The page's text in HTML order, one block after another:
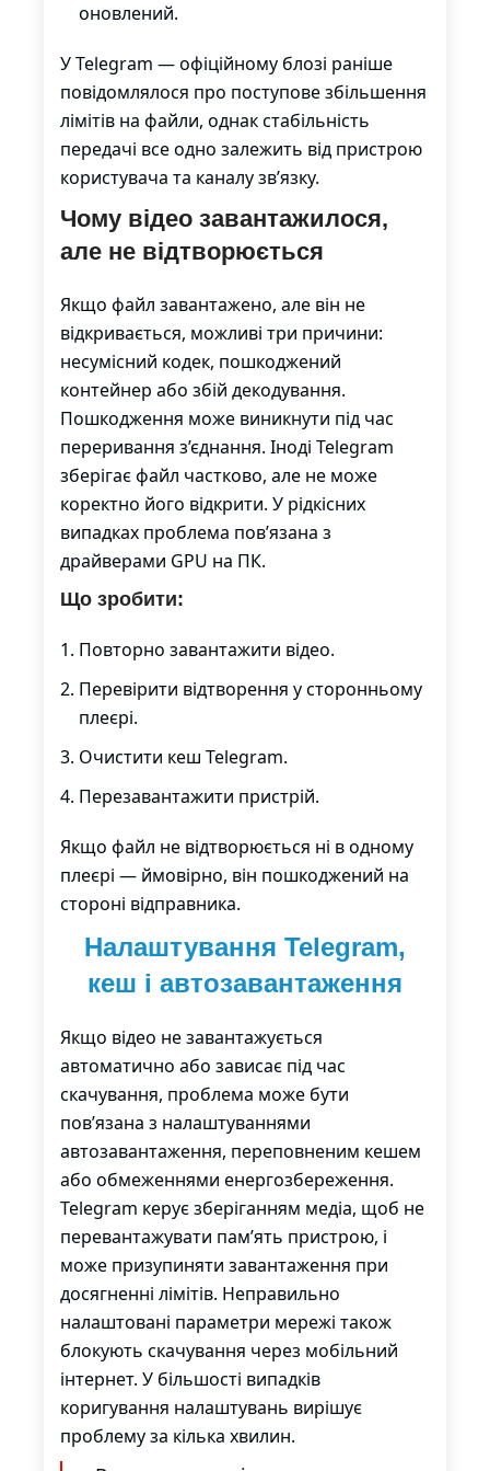
оновлений.
У Telegram — офіційному блозі раніше
повідомлялося про поступове збільшення
лімітів на файли, однак стабільність
передачі все одно залежить від пристрою
користувача та каналу зв’язку.
Чому відео завантажилося,
але не відтворюється
Якщо файл завантажено, але він не
відкривається, можливі три причини:
несумісний кодек, пошкоджений
контейнер або збій декодування.
Пошкодження може виникнути під час
переривання з’єднання. Іноді Telegram
зберігає файл частково, але не може
коректно його відкрити. У рідкісних
випадках проблема пов’язана з
драйверами GPU на ПК.
Що зробити:
Повторно завантажити відео.
Перевірити відтворення у сторонньому
плеєрі.
Очистити кеш Telegram.
Перезавантажити пристрій.
Якщо файл не відтворюється ні в одному
плеєрі — ймовірно, він пошкоджений на
стороні відправника.
Налаштування Telegram,
кеш і автозавантаження
Якщо відео не завантажується
автоматично або зависає під час
скачування, проблема може бути
пов’язана з налаштуваннями
автозавантаження, переповненим кешем
або обмеженнями енергозбереження.
Telegram керує зберіганням медіа, щоб не
перевантажувати пам’ять пристрою, і
може призупиняти завантаження при
досягненні лімітів. Неправильно
налаштовані параметри мережі також
блокують скачування через мобільний
інтернет. У більшості випадків
коригування налаштувань вирішує
проблему за кілька хвилин.